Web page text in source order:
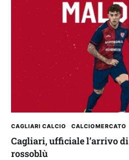
2° TROFEO RIVA | IL
con noi il match tra
CAGLIARI CALCIO CALCIOMERCATO
Cagliari, ufficiale l’arrivo
rossoblù